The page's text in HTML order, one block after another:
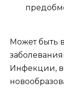
Может быть
Инфекции,